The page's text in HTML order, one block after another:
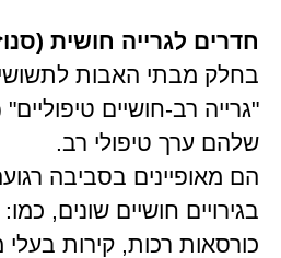
חדרים לגרייה חושית
בחלק מבתי האבות לתשושי
"גרייה רב-חושיים
שלהם ערך טיפולי רב.
הם מאופיינים בסביבה
בגירויים חושיים שונים,
כורסאות רכות, קירות בעלי